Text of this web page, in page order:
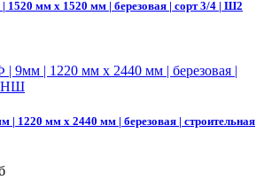
мм х 1520 мм | березовая | сорт 3/4 | Ш2
1220 мм х 2440 мм | березовая | строительная